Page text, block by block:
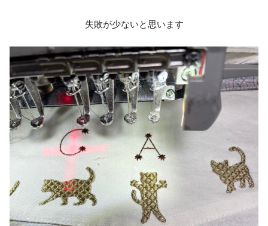
失敗が少ないと思います